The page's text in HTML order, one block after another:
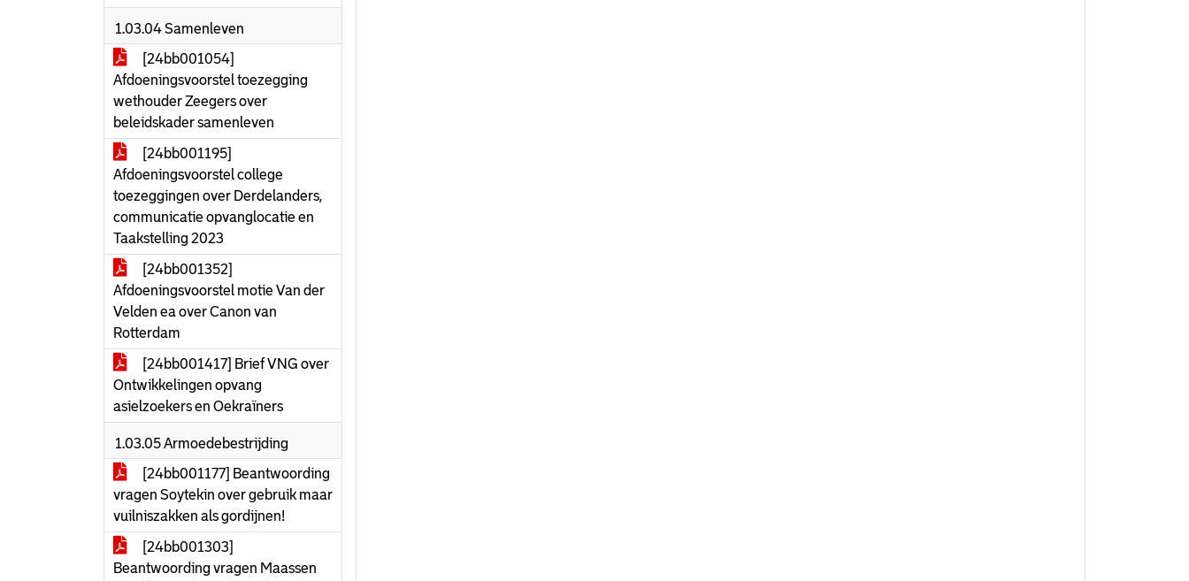
1.03.04 Samenleven
[24bb001054]
Afdoeningsvoorstel toezegging
wethouder Zeegers over
beleidskader samenleven
[24bb001195]
Afdoeningsvoorstel college
toezeggingen over Derdelanders,
communicatie opvanglocatie en
Taakstelling 2023
[24bb001352]
Afdoeningsvoorstel motie Van der
Velden ea over Canon van
Rotterdam
[24bb001417] Brief VNG over
Ontwikkelingen opvang
asielzoekers en Oekraïners
1.03.05 Armoedebestrijding
[24bb001177] Beantwoording
vragen Soytekin over gebruik maar
vuilniszakken als gordijnen!
[24bb001303]
Beantwoording vragen Maassen